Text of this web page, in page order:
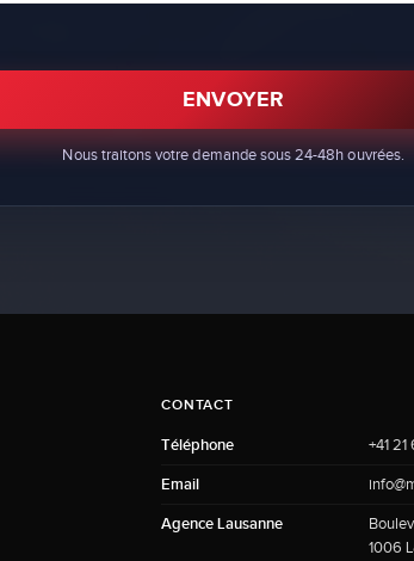
ENVOYER
Nous traitons votre demande sous 24-48h ouvrées.
CONTACT
Téléphone +41
Email
Agence Lausanne
1006